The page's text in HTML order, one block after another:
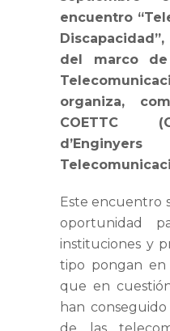
encuentro
del marco
organiza,
COETTC
Este encuentro
oportunidad
instituciones y
tipo pongan en
que en
han